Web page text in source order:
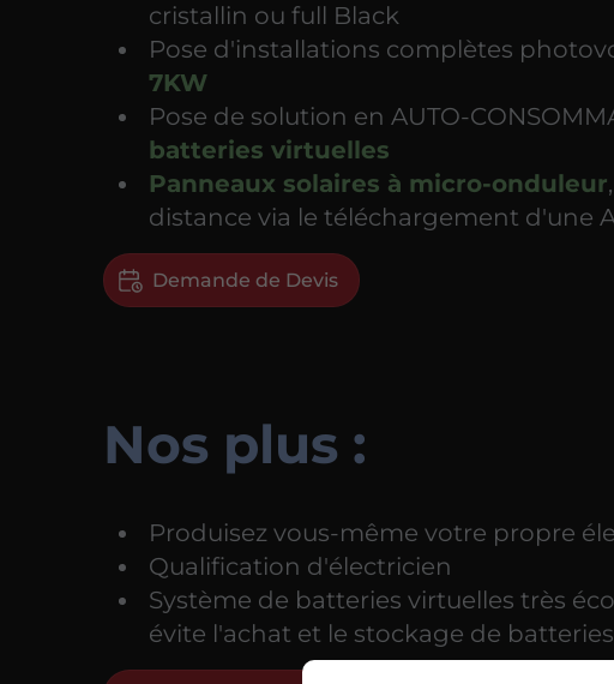
cristallin ou full Black
Pose d'installations complètes
7KW
Pose de solution en AUTO-
batteries virtuelles
Panneaux solaires à micro-onduleur
distance via le téléchargement d'une
Demande de Devis
Nos plus :
Produisez vous-même votre propre
Qualification d'électricien
Système de batteries virtuelles très
évite l'achat et le stockage de batteries